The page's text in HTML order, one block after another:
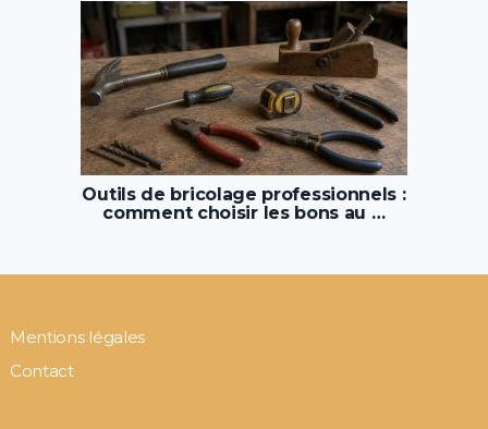
Outils de bricolage professionnels :
comment choisir les bons au …
Mentions légales
Contact